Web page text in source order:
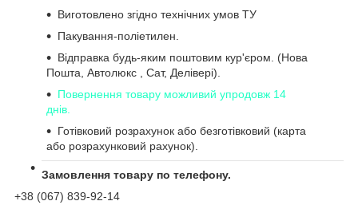
Виготовлено згідно технічних умов ТУ
Пакування-поліетилен.
Відправка будь-яким поштовим кур'єром. (Нова
Пошта, Автолюкс , Сат, Делівері).
Повернення товару можливий упродовж 14
днів.
Готівковий розрахунок або безготівковий (карта
або розрахунковий рахунок).
Замовлення товару по телефону.
+38 (067) 839-92-14